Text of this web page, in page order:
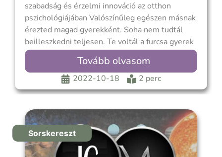
szabadság és érzelmi innováció az otthon
pszichológiájában Valószínűleg egészen másnak
érezted magad gyerekként. Soha nem tudtál
beilleszkedni teljesen. Te voltál a furcsa gyerek
az iskolában, vagy a népszerű lázadó.
Gyermekkorod minden volt, csak nem tipikus.
Még akkor is, ha tökéletesen megfeleltél az
iskolai normáknak, a szüleid különösek,
Tovább olvasom
2022-10-18 2 perc
Sorskereszt